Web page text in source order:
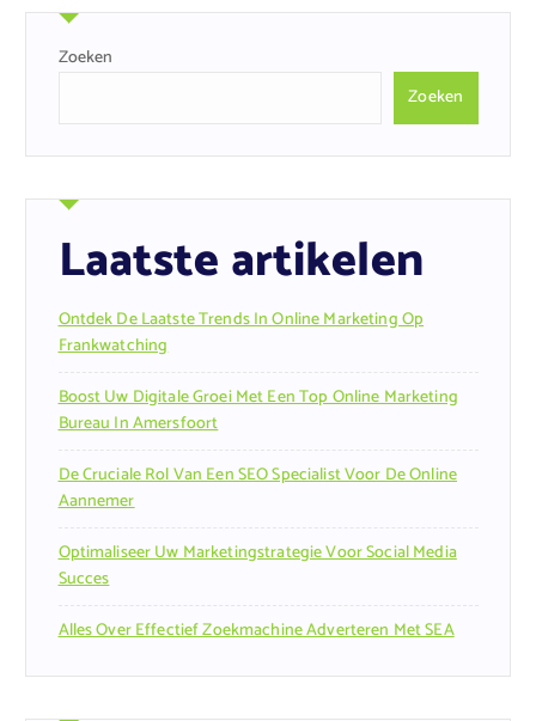
Zoeken
Zoeken
Laatste artikelen
Ontdek De Laatste Trends In Online Marketing Op
Frankwatching
Boost Uw Digitale Groei Met Een Top Online Marketing
Bureau In Amersfoort
De Cruciale Rol Van Een SEO Specialist Voor De Online
Aannemer
Optimaliseer Uw Marketingstrategie Voor Social Media
Succes
Alles Over Effectief Zoekmachine Adverteren Met SEA